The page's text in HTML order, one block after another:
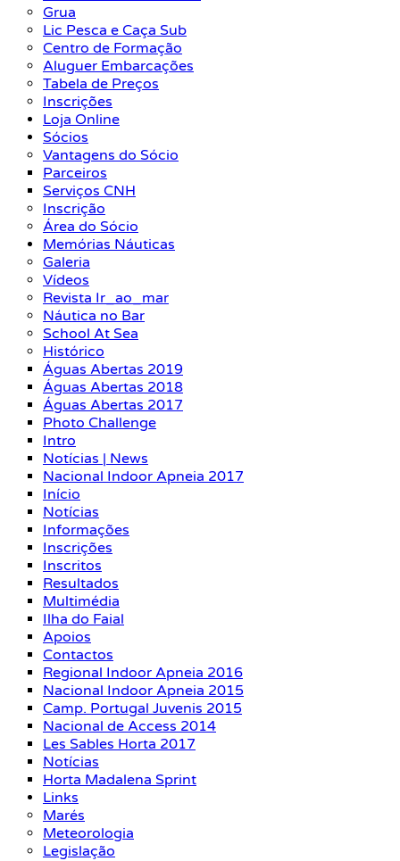
Grua
Lic Pesca e Caça Sub
Centro de Formação
Aluguer Embarcações
Tabela de Preços
Inscrições
Loja Online
Sócios
Vantagens do Sócio
Parceiros
Serviços CNH
Inscrição
Área do Sócio
Memórias Náuticas
Galeria
Vídeos
Revista Ir_ao_mar
Náutica no Bar
School At Sea
Histórico
Águas Abertas 2019
Águas Abertas 2018
Águas Abertas 2017
Photo Challenge
Intro
Notícias | News
Nacional Indoor Apneia 2017
Início
Notícias
Informações
Inscrições
Inscritos
Resultados
Multimédia
Ilha do Faial
Apoios
Contactos
Regional Indoor Apneia 2016
Nacional Indoor Apneia 2015
Camp. Portugal Juvenis 2015
Nacional de Access 2014
Les Sables Horta 2017
Notícias
Horta Madalena Sprint
Links
Marés
Meteorologia
Legislação